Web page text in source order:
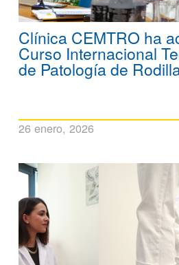
Clínica CEMTRO ha
Curso Internacional
de Patología de
26 enero, 2026